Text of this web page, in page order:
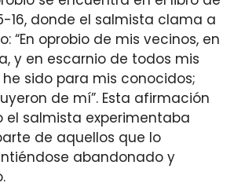
16, donde el salmista clama a
“En oprobio de mis vecinos, en
y en escarnio de todos mis
sido para mis conocidos;
de mí”. Esta afirmación
el salmista experimentaba
de aquellos que lo
abandonado y